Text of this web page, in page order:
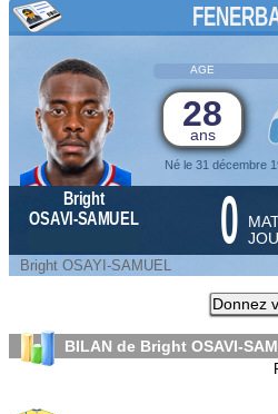
AGE
28
ans
Né le 31 décembre
Bright
OSAVI-SAMUEL
0
Bright OSAYI-SAMUEL
Donnez
BILAN de Bright OSAVI-